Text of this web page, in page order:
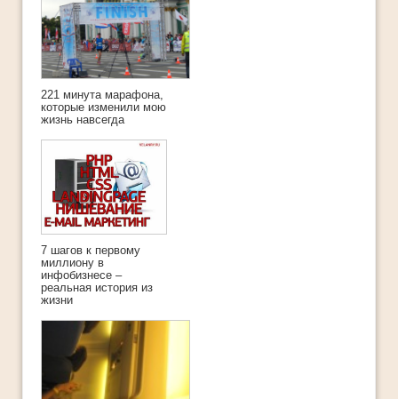
221 минута марафона,
которые изменили мою
жизнь навсегда
7 шагов к первому
миллиону в
инфобизнесе –
реальная история из
жизни